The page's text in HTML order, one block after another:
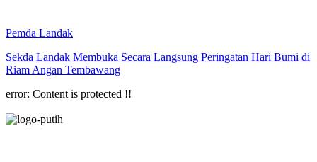
Pemda Landak
Sekda Landak Membuka Secara Langsung Peringatan Hari Bumi di
Riam Angan Tembawang
error: Content is protected !!